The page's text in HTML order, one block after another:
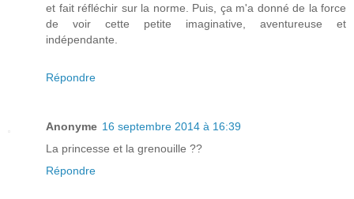
et fait réfléchir sur la norme. Puis, ça m'a donné de la force
de voir cette petite imaginative, aventureuse et
indépendante.
Répondre
Anonyme 16 septembre 2014 à 16:39
La princesse et la grenouille ??
Répondre